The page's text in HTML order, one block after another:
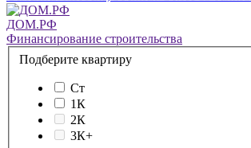
ДОМ.РФ
Финансирование строительства
Подберите квартиру
Ст
1К
2К
3К+